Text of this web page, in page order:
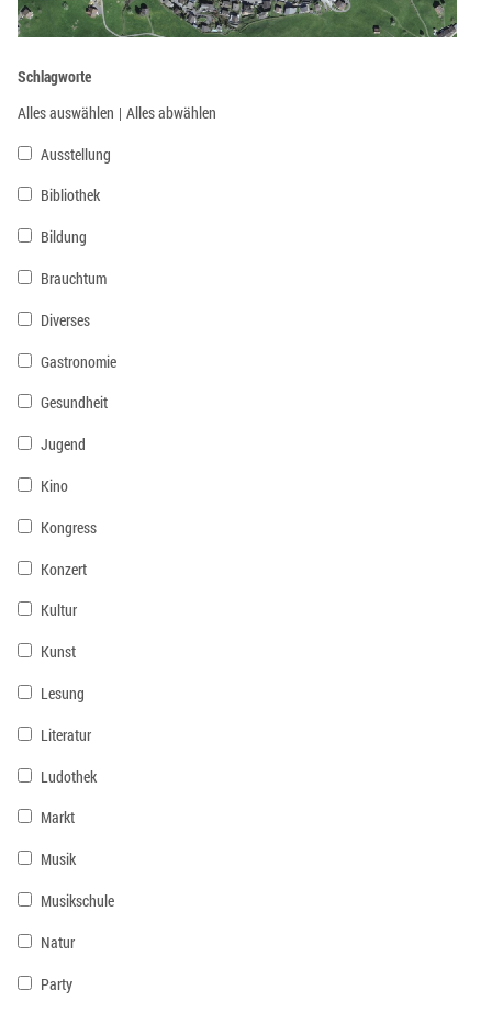
Schlagworte
Alles auswählen | Alles abwählen
Ausstellung
Bibliothek
Bildung
Brauchtum
Diverses
Gastronomie
Gesundheit
Jugend
Kino
Kongress
Konzert
Kultur
Kunst
Lesung
Literatur
Ludothek
Markt
Musik
Musikschule
Natur
Party